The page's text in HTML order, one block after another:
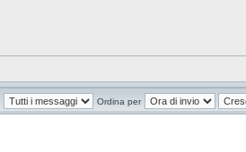
Ordina per